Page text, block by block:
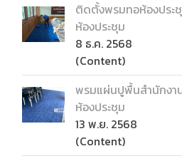
ติดตั้งพรมทอห้องประ
ห้องประชุม
8 ธ.ค. 2568
(Content)
พรมแผ่นปูพื้นสำนักงา
ห้องประชุม
13 พ.ย. 2568
(Content)